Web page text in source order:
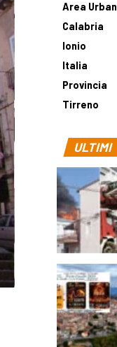
Area
Calabria
Ionio
Italia
Provincia
Tirreno
ULTIMI